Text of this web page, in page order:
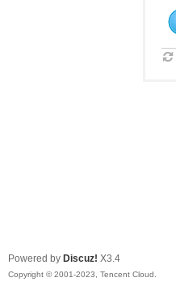
Powered by Discuz! X3.4
Copyright © 2001-2023, Tencent Cloud.